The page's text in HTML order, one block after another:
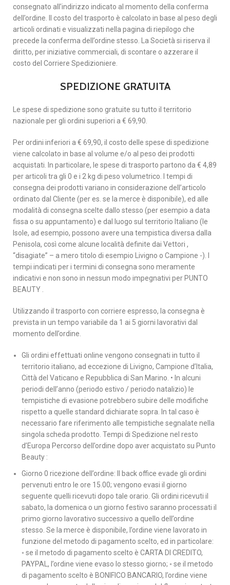
consegnato all’indirizzo indicato al momento della conferma
dell’ordine. Il costo del trasporto è calcolato in base al peso degli
articoli ordinati e visualizzati nella pagina di riepilogo che
precede la conferma dell’ordine stesso. La Società si riserva il
diritto, per iniziative commerciali, di scontare o azzerare il
costo del Corriere Spedizioniere.
SPEDIZIONE GRATUITA
Le spese di spedizione sono gratuite su tutto il territorio
nazionale per gli ordini superiori a € 69,90.
Per ordini inferiori a € 69,90, il costo delle spese di spedizione
viene calcolato in base al volume e/o al peso dei prodotti
acquistati. In particolare, le spese di trasporto partono da € 4,89
per articoli tra gli 0 e i 2 kg di peso volumetrico. I tempi di
consegna dei prodotti variano in considerazione dell’articolo
ordinato dal Cliente (per es. se la merce è disponibile), ed alle
modalità di consegna scelte dallo stesso (per esempio a data
fissa o su appuntamento) e dal luogo sul territorio Italiano (le
Isole, ad esempio, possono avere una tempistica diversa dalla
Penisola, così come alcune località definite dai Vettori ,
“disagiate” – a mero titolo di esempio Livigno o Campione -). I
tempi indicati per i termini di consegna sono meramente
indicativi e non sono in nessun modo impegnativi per PUNTO
BEAUTY .
Utilizzando il trasporto con corriere espresso, la consegna è
prevista in un tempo variabile da 1 ai 5 giorni lavorativi dal
momento dell’ordine.
Gli ordini effettuati online vengono consegnati in tutto il
territorio italiano, ad eccezione di Livigno, Campione d’Italia,
Città del Vaticano e Repubblica di San Marino. • In alcuni
periodi dell’anno (periodo estivo / periodo natalizio) le
tempistiche di evasione potrebbero subire delle modifiche
rispetto a quelle standard dichiarate sopra. In tal caso è
necessario fare riferimento alle tempistiche segnalate nella
singola scheda prodotto. Tempi di Spedizione nel resto
d’Europa Percorso dell’ordine dopo aver acquistato su Punto
Beauty :
Giorno 0 ricezione dell’ordine: Il back office evade gli ordini
pervenuti entro le ore 15.00; vengono evasi il giorno
seguente quelli ricevuti dopo tale orario. Gli ordini ricevuti il
sabato, la domenica o un giorno festivo saranno processati il
primo giorno lavorativo successivo a quello dell’ordine
stesso. Se la merce è disponibile, l’ordine viene lavorato in
funzione del metodo di pagamento scelto, ed in particolare:
◦ se il metodo di pagamento scelto è CARTA DI CREDITO,
PAYPAL, l’ordine viene evaso lo stesso giorno; ◦ se il metodo
di pagamento scelto è BONIFICO BANCARIO, l’ordine viene